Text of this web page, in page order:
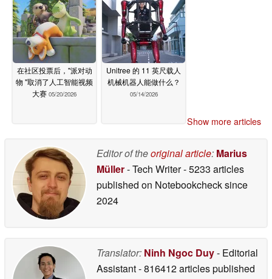
在社区投票后，"派对动
物 "取消了人工智能视频
大赛 05/20/2026
Unitree 的 11 英尺载人
机械机器人能做什么？
05/14/2026
Show more articles
Editor of theoriginal article: Marius
Müller- Tech Writer- 5233 articles
published on Notebookchecksince
2024
Translator: Ninh Ngoc Duy- Editorial
Assistant- 816412 articles published